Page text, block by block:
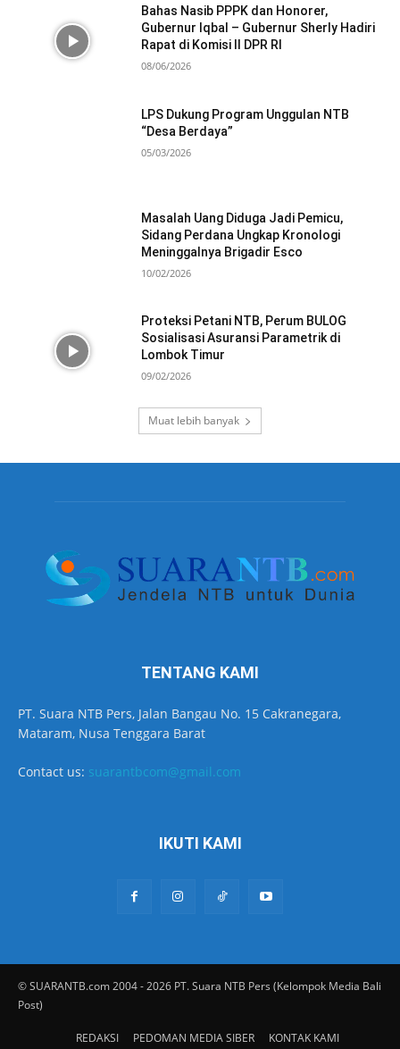
Bahas Nasib PPPK dan Honorer,
Gubernur Iqbal – Gubernur Sherly Hadiri
Rapat di Komisi II DPR RI
08/06/2026
LPS Dukung Program Unggulan NTB
“Desa Berdaya”
05/03/2026
Masalah Uang Diduga Jadi Pemicu,
Sidang Perdana Ungkap Kronologi
Meninggalnya Brigadir Esco
10/02/2026
Proteksi Petani NTB, Perum BULOG
Sosialisasi Asuransi Parametrik di
Lombok Timur
09/02/2026
Muat lebih banyak
TENTANG KAMI
PT. Suara NTB Pers, Jalan Bangau No. 15 Cakranegara,
Mataram, Nusa Tenggara Barat
Contact us: suarantbcom@gmail.com
IKUTI KAMI
© SUARANTB.com 2004 - 2026 PT. Suara NTB Pers (Kelompok Media Bali
Post)
REDAKSI PEDOMAN MEDIA SIBER KONTAK KAMI